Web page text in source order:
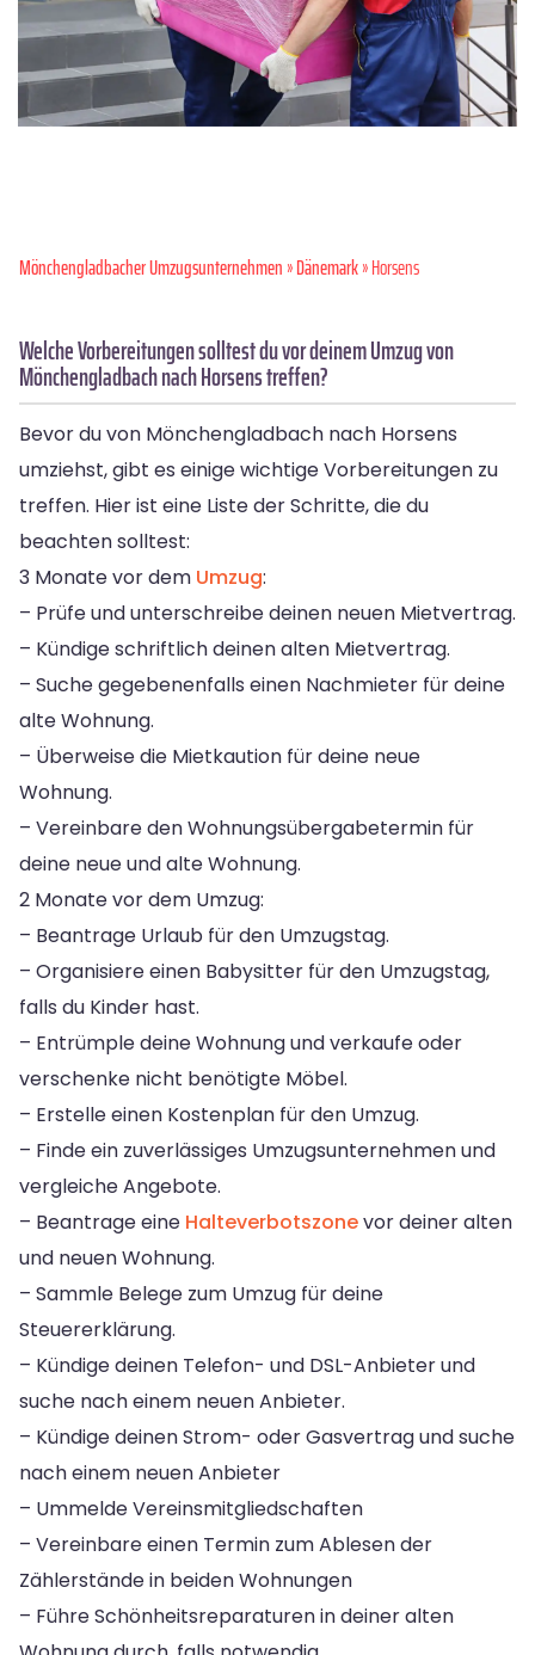
Mönchen­gladbacher Umzugsunternehmen»Dänemark» Horsens
Welche Vorbereitungen solltest du vor deinem Umzug von
Mönchengladbach nach Horsens treffen?
Bevor du von Mönchengladbach nach Horsens
umziehst, gibt es einige wichtige Vorbereitungen zu
treffen. Hier ist eine Liste der Schritte, die du
beachten solltest:
3 Monate vor dem Umzug:
– Prüfe und unterschreibe deinen neuen Mietvertrag.
– Kündige schriftlich deinen alten Mietvertrag.
– Suche gegebenenfalls einen Nachmieter für deine
alte Wohnung.
– Überweise die Mietkaution für deine neue
Wohnung.
– Vereinbare den Wohnungsübergabetermin für
deine neue und alte Wohnung.
2 Monate vor dem Umzug:
– Beantrage Urlaub für den Umzugstag.
– Organisiere einen Babysitter für den Umzugstag,
falls du Kinder hast.
– Entrümple deine Wohnung und verkaufe oder
verschenke nicht benötigte Möbel.
– Erstelle einen Kostenplan für den Umzug.
– Finde ein zuverlässiges Umzugsunternehmen und
vergleiche Angebote.
– Beantrage eine Halteverbotszonevor deiner alten
und neuen Wohnung.
– Sammle Belege zum Umzug für deine
Steuererklärung.
– Kündige deinen Telefon- und DSL-Anbieter und
suche nach einem neuen Anbieter.
– Kündige deinen Strom- oder Gasvertrag und suche
nach einem neuen Anbieter
– Ummelde Vereinsmitgliedschaften
– Vereinbare einen Termin zum Ablesen der
Zählerstände in beiden Wohnungen
– Führe Schönheitsreparaturen in deiner alten